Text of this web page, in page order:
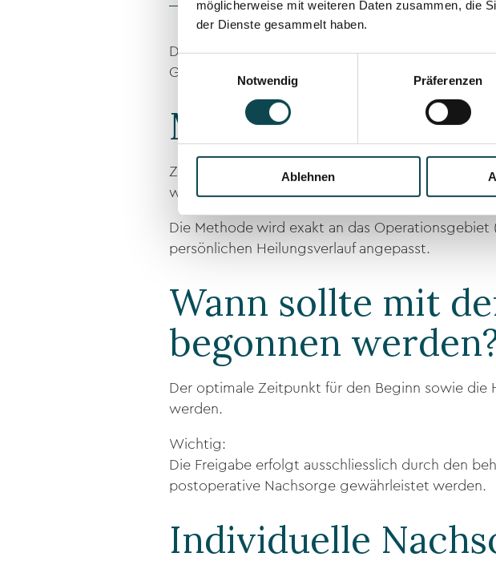
möglicherweise mit weiteren Daten zusammen, die
der Dienste gesammelt haben.
Notwendig
Präferenzen
Ablehnen
die postoperative Regeneration unterstützt
Diese Form der apparativen Lymphdrainage
Gewebe im Gesicht und Hals.
Manuelle
Zusätzlich führen wir eine gezielte manuelle
wird der Lymphabfluss individuell aktiviert.
Die Methode wird exakt an das
persönlichen Heilungsverlauf angepasst.
Wann sollte mit
begonnen
Der optimale Zeitpunkt für den Beginn sowie
werden.
Wichtig:
Die Freigabe erfolgt ausschliesslich durch den
postoperative Nachsorge gewährleistet werden.
Individuelle